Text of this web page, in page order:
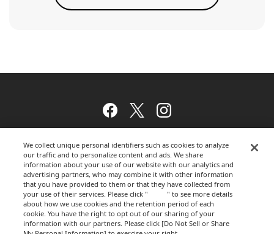
Facebook
TwitterInstagram
ウェブサイトのご利用について
プライバシーポリシー
We collect unique personal identifiers such as cookies to analyze
our traffic and to personalize content and ads. We share
information about your use of our website with our analytics and
advertising partners, who may combine it with other information
that you have provided to them or that they have collected from
your use of their services. Please click "
here" to see more details
about how we use cookies and the retention period of each
cookie. You have the right to opt out of our sharing of your
information with our partners. Please click [Do Not Sell or Share